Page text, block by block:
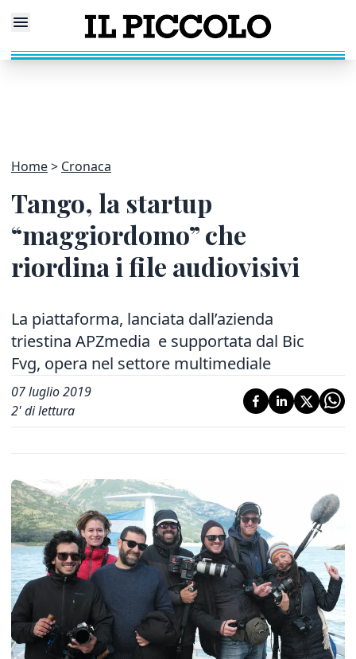
Home Cronaca
Tango, la startup
“maggiordomo” che
riordina i file audiovisivi
La piattaforma, lanciata dall’azienda
triestina APZmedia e supportata dal Bic
Fvg, opera nel settore multimediale
07 luglio 2019
2' di lettura